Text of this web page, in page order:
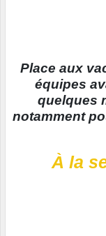
Place aux
équipes
quelques
notamment
À la